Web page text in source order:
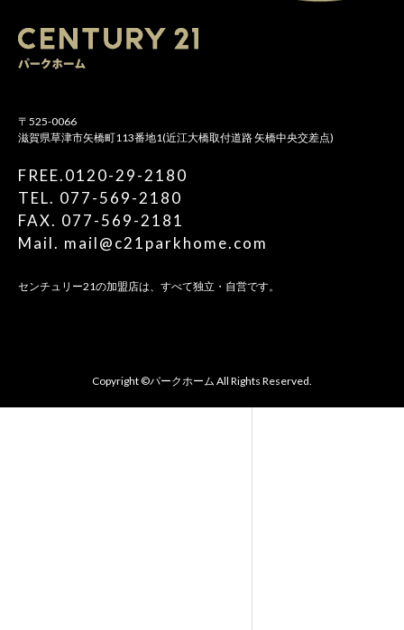
〒525-0066
滋賀県草津市矢橋町113番地1(近江大橋取付道路 矢橋中央交差点)
FREE.0120-29-2180
TEL. 077-569-2180
FAX. 077-569-2181
Mail. mail@c21parkhome.com
センチュリー21の加盟店は、すべて独立・自営です。
Copyright ©パークホーム All Rights Reserved.